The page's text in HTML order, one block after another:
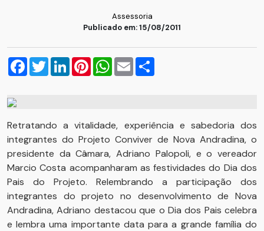
Assessoria
Publicado em: 15/08/2011
Facebook
TwitterLinkedInPinterestWhatsApp
Email
Retratando a vitalidade, experiência e sabedoria dos
integrantes do Projeto Conviver de Nova Andradina, o
presidente da Câmara, Adriano Palopoli, e o vereador
Marcio Costa acompanharam as festividades do Dia dos
Pais do Projeto. Relembrando a participação dos
integrantes do projeto no desenvolvimento de Nova
Andradina, Adriano destacou que o Dia dos Pais celebra
e lembra uma importante data para a grande família do